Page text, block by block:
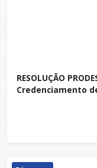
RESOLUÇÃO
Credenciamento